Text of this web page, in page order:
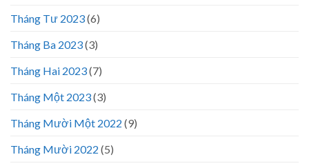
Tháng Tư 2023(6)
Tháng Ba 2023(3)
Tháng Hai 2023(7)
Tháng Một 2023(3)
Tháng Mười Một 2022 (9)
Tháng Mười 2022 (5)